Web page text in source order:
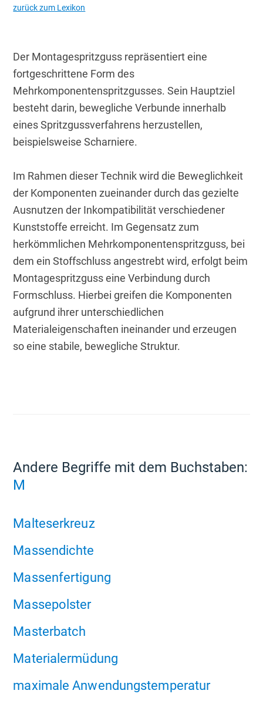
zurück zum Lexikon
Der Montagespritzguss repräsentiert eine
fortgeschrittene Form des
Mehrkomponentenspritzgusses. Sein Hauptziel
besteht darin, bewegliche Verbunde innerhalb
eines Spritzgussverfahrens herzustellen,
beispielsweise Scharniere.
Im Rahmen dieser Technik wird die Beweglichkeit
der Komponenten zueinander durch das gezielte
Ausnutzen der Inkompatibilität verschiedener
Kunststoffe erreicht. Im Gegensatz zum
herkömmlichen Mehrkomponentenspritzguss, bei
dem ein Stoffschluss angestrebt wird, erfolgt beim
Montagespritzguss eine Verbindung durch
Formschluss. Hierbei greifen die Komponenten
aufgrund ihrer unterschiedlichen
Materialeigenschaften ineinander und erzeugen
so eine stabile, bewegliche Struktur.
Andere Begriffe mit dem Buchstaben:
M
Malteserkreuz
Massendichte
Massenfertigung
Massepolster
Masterbatch
Materialermüdung
maximale Anwendungstemperatur